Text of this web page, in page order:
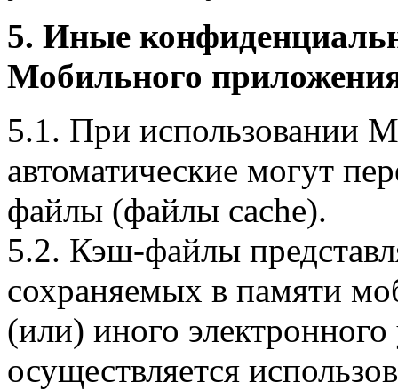
5. Иные
Мобильного
5.1. При использовании
автоматические могут
файлы (файлы cache).
5.2. Кэш-файлы
сохраняемых в памяти
(или) иного электронного
осуществляется